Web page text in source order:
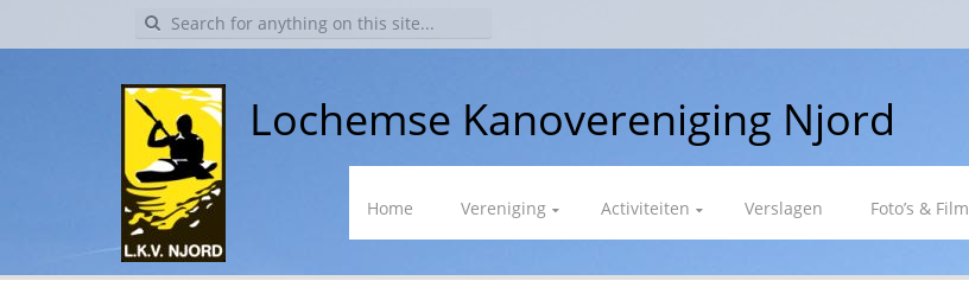
Search
Lochemse Kanovereniging Njord
Skip
Home Vereniging Activiteiten Verslagen Foto’s & Film